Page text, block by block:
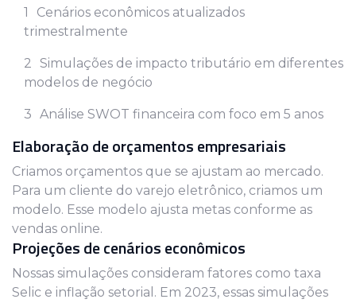
Cenários econômicos atualizados
trimestralmente
Simulações de impacto tributário em diferentes
modelos de negócio
Análise SWOT financeira com foco em 5 anos
Elaboração de orçamentos empresariais
Criamos orçamentos que se ajustam ao mercado.
Para um cliente do varejo eletrônico, criamos um
modelo. Esse modelo ajusta metas conforme as
vendas online.
Projeções de cenários econômicos
Nossas simulações consideram fatores como taxa
Selic e inflação setorial. Em 2023, essas simulações